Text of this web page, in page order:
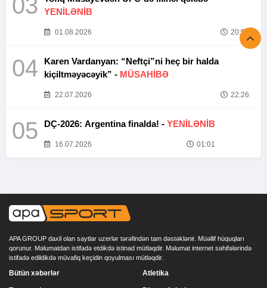
03
YENİLƏNİB
01.08.2026 20:52
04
Karen Vardanyan: “Neftçi”ni heç bir halda
kiçiltməyəcəyik” - MÜSAHİBƏ
22.07.2026 22:26
05 DÇ-2026: Argentina finalda! - YENİLƏNİB
16.07.2026 01:01
APA GROUP daxil olan saytlar uzerlər tərəfindən tam dəstəklənir. Müəllif hüquqları
qorunur. Məlumatdan istifadə etdikdə istinad mütləqdir. Məlumat internet səhifələrində
istifadə edildikdə müvafiq keçidin qoyulması mütləqdir.
Bütün xəbərlər Atletika